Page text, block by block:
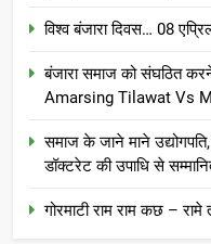
विश्व बंजारा दिवस… 08
बंजारा समाज को संघठित
Amarsing Tilawat Vs
समाज के जाने माने
डॉक्टरेट की उपाधि से
गोरमाटी राम राम कछ –